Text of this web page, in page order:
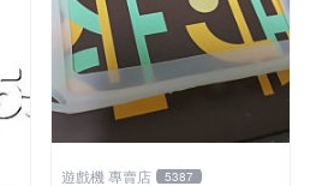
遊戲機 專賣店 5387